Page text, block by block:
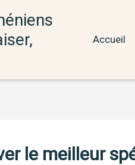
Accueil
le meilleur